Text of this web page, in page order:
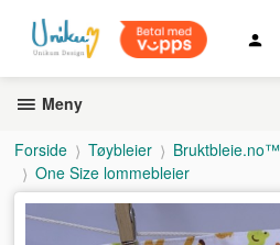
innholdet
Meny
Forside Tøybleier Bruktbleie.no™
One Size lommebleier